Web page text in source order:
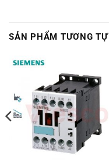
SẢN PHẨM TƯƠNG TỰ